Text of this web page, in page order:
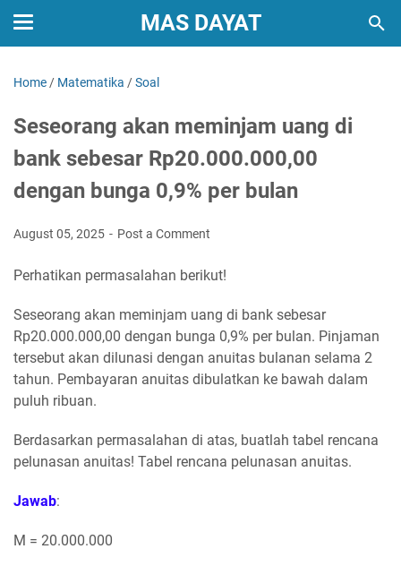
MAS DAYAT
Home / Matematika /Soal
Seseorang akan meminjam uang di
bank sebesar Rp20.000.000,00
dengan bunga 0,9% per bulan
August 05, 2025 Post a Comment
Perhatikan permasalahan berikut!
Seseorang akan meminjam uang di bank sebesar
Rp20.000.000,00 dengan bunga 0,9% per bulan. Pinjaman
tersebut akan dilunasi dengan anuitas bulanan selama 2
tahun. Pembayaran anuitas dibulatkan ke bawah dalam
puluh ribuan.
Berdasarkan permasalahan di atas, buatlah tabel rencana
pelunasan anuitas! Tabel rencana pelunasan anuitas.
Jawab:
M = 20.000.000